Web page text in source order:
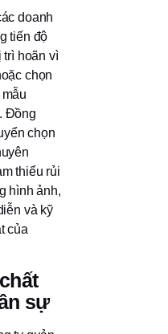
doanh
tiến độ
trì hoãn vì
chọn
Đồng
chọn
thiểu rủi
hình ảnh,
và kỹ
của
sự